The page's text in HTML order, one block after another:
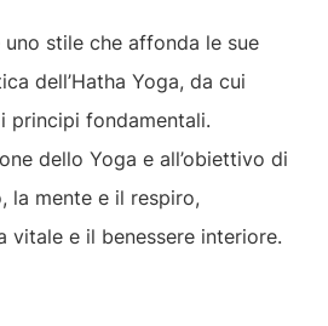
uno stile che affonda le sue
dell’Hatha Yoga, da cui
principi fondamentali.
dello Yoga e all’obiettivo di
la mente e il respiro,
vitale e il benessere interiore.